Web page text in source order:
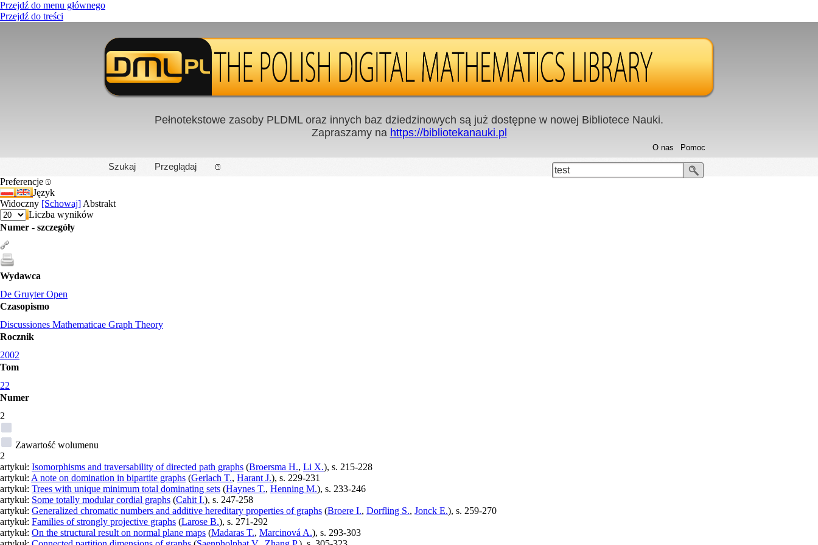
Przejdź do menu głównego
Przejdź do treści
PL|EN
Pełnotekstowe zasoby PLDML oraz innych baz dziedzinowych są już dostępne w nowej Bibliotece Nauki.
Zapraszamy na https://bibliotekanauki.pl
Szukaj Przeglądaj
Pomoc
O nas
test
Preferencje
Język
Widoczny [Schowaj] Abstrakt
Liczba wyników
Numer - szczegóły
Wydawca
De Gruyter Open
Czasopismo
Discussiones Mathematicae Graph Theory
Rocznik
2002
Tom
22
Numer
2
Zawartość wolumenu
2
artykuł: Isomorphisms and traversability of directed path graphs (Broersma H., Li X.), s. 215-228
artykuł: A note on domination in bipartite graphs (Gerlach T., Harant J.), s. 229-231
artykuł: Trees with unique minimum total dominating sets (Haynes T., Henning M.), s. 233-246
artykuł: Some totally modular cordial graphs (Cahit I.), s. 247-258
artykuł: Generalized chromatic numbers and additive hereditary properties of graphs (Broere I., Dorfling S., Jonck E.), s. 259-270
artykuł: Families of strongly projective graphs (Larose B.), s. 271-292
artykuł: On the structural result on normal plane maps (Madaras T., Marcinová A.), s. 293-303